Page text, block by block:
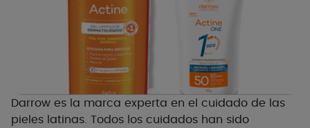
Darrow es la marca experta en el cuidado de las
pieles latinas. Todos los cuidados han sido